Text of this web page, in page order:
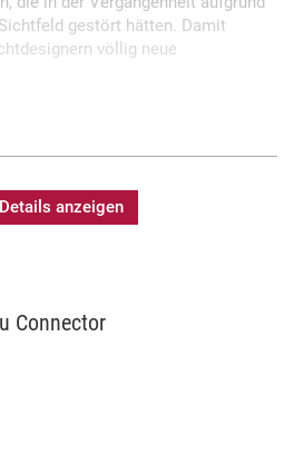
gestört hätten. Damit
völlig neue
anzeigen
Connector